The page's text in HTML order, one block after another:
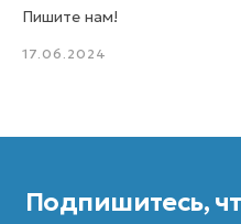
Пишите нам!
17.06.2024